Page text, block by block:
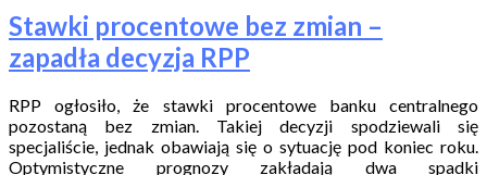
Stawki procentowe bez zmian –
zapadła decyzja RPP
RPP ogłosiło, że stawki procentowe banku centralnego
pozostaną bez zmian. Takiej decyzji spodziewali się
specjaliście, jednak obawiają się o sytuację pod koniec roku.
Optymistyczne prognozy zakładają dwa spadki